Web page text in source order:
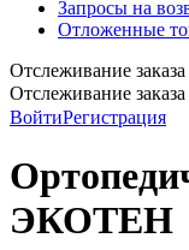
Запросы на
Отложенные
Отслеживание заказа
Отслеживание заказа
ВойтиРегистрация
ЭКОТЕН